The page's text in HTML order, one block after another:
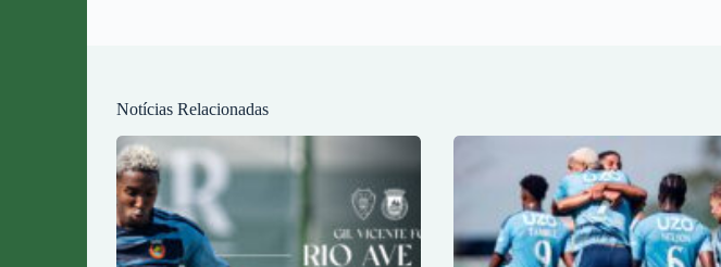
Notícias Relacionadas